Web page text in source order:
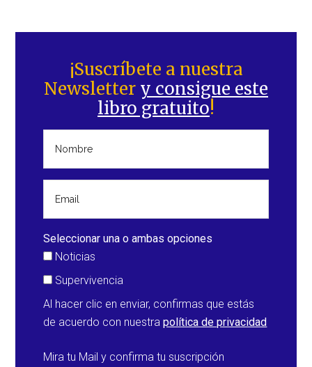
lateral
principal
¡Suscríbete a nuestra
Newsletter y consigue este
libro gratuito!
Seleccionar una o ambas opciones
Noticias
Supervivencia
Al hacer clic en enviar, confirmas que estás
de acuerdo con nuestrapolítica de privacidad
Mira tu Mail y confirma tu suscripción